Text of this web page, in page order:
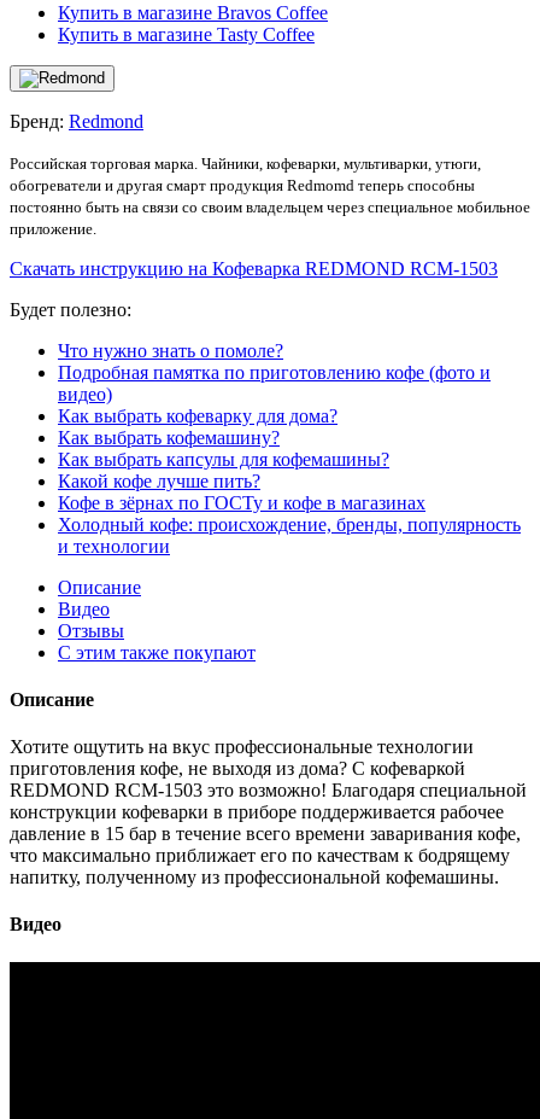
Купить в магазине Bravos Coffee
Купить в магазине Tasty Coffee
Бренд: Redmond
Российская торговая марка. Чайники, кофеварки, мультиварки, утюги,
обогреватели и другая смарт продукция Redmomd теперь способны
постоянно быть на связи со своим владельцем через специальное мобильное
приложение.
Скачать инструкцию на Кофеварка REDMOND RCM-1503
Будет полезно:
Что нужно знать о помоле?
Подробная памятка по приготовлению кофе (фото и
видео)
Как выбрать кофеварку для дома?
Как выбрать кофемашину?
Как выбрать капсулы для кофемашины?
Какой кофе лучше пить?
Кофе в зёрнах по ГОСТу и кофе в магазинах
Холодный кофе: происхождение, бренды, популярность
и технологии
Описание
Видео
Отзывы
С этим также покупают
Описание
Хотите ощутить на вкус профессиональные технологии
приготовления кофе, не выходя из дома? С кофеваркой
REDMOND RCM-1503 это возможно! Благодаря специальной
конструкции кофеварки в приборе поддерживается рабочее
давление в 15 бар в течение всего времени заваривания кофе,
что максимально приближает его по качествам к бодрящему
напитку, полученному из профессиональной кофемашины.
Видео